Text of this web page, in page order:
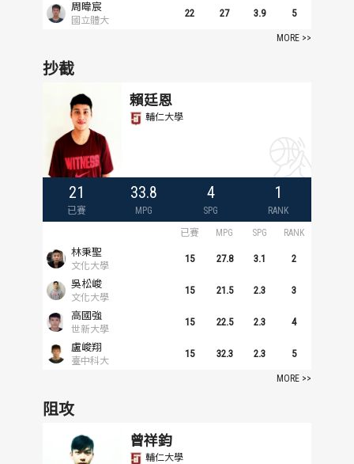
周暐宸
國立體大
22 27 3.9 5
MORE >>
抄截
賴廷恩
輔仁大學
21
已賽
33.8
MPG
4
SPG
1
RANK
已賽
MPG SPG RANK
林秉聖
文化大學
15 27.8 3.1 2
吳松峻
文化大學
15 21.5 2.3 3
高國強
世新大學
15 22.5 2.3 4
盧峻翔
臺中科大
15 32.3 2.3 5
MORE >>
阻攻
曾祥鈞
輔仁大學